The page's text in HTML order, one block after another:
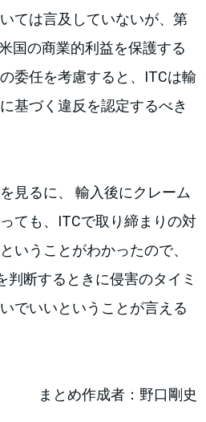
ては言及していないが、第
国の商業的利益を保護する
委任を考慮すると、ITCは輸
基づく違反を認定するべき
見るに、 輸入後にクレーム
ても、ITCで取り締まりの対
いうことがわかったので、
判断するときに侵害のタイミ
でいいということが言える
まとめ作成者：野口剛史